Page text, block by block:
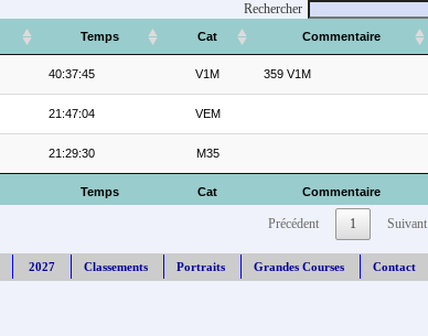
Rechercher
Temps Cat Commentaire
Temps Cat Commentaire
40:37:45 V1M 359 V1M
21:47:04 VEM
21:29:30 M35
Précédent 1 Suivant
2027 Classements Portraits Grandes Courses Contact